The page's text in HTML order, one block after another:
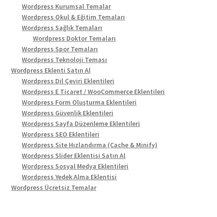
Wordpress Kurumsal Temalar
Wordpress Okul & Eğitim Temaları
Wordpress Sağlık Temaları
Wordpress Doktor Temaları
Wordpress Spor Temaları
Wordpress Teknoloji Teması
Wordpress Eklenti Satın Al
Wordpress Dil Çeviri Eklentileri
Wordpress E Ticaret / WooCommerce Eklentileri
Wordpress Form Oluşturma Eklentileri
Wordpress Güvenlik Eklentileri
Wordpress Sayfa Düzenleme Eklentileri
Wordpress SEO Eklentileri
Wordpress Site Hızlandırma (Cache & Minify)
Wordpress Slider Eklentisi Satın Al
Wordpress Sosyal Medya Eklentileri
Wordpress Yedek Alma Eklentisi
Wordpress Ücretsiz Temalar